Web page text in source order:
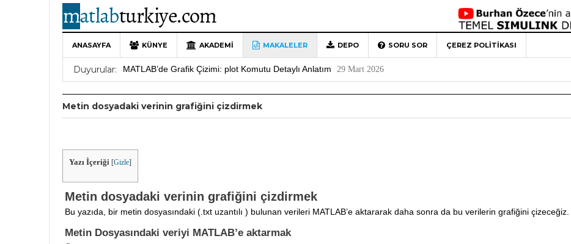
ANASAYFA KÜNYE AKADEMI MAKALELER DEPO SORU SOR ÇEREZ POLITIKASI
Duyurular:
10 Yıllık Bir Yolculuğun Sonu: MATLAB Türkiye’ye Veda 4 Mayıs 2026
MATLAB’de Grafik Çizimi: plot Komutu Detaylı Anlatım 29 Mart 2026
MATLAB Türkiye Live Editor Kullanım Rehberi
Metin dosyadaki verinin grafiğini çizdirmek
Yazı İçeriği [Gizle]
Metin dosyadaki verinin grafiğini çizdirmek
Bu yazıda, bir metin dosyasındaki (.txt uzantılı ) bulunan verileri MATLAB’e aktararak daha sonra da bu verilerin grafiğini çizeceğiz.
Metin Dosyasındaki veriyi MATLAB’e aktarmak